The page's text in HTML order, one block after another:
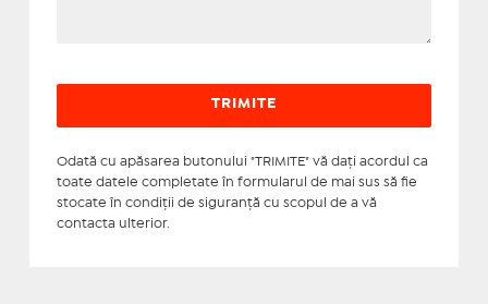
Odată cu apăsarea butonului "TRIMITE" vă daţi acordul ca
toate datele completate în formularul de mai sus să fie
stocate în condiţii de siguranţă cu scopul de a vă
contacta ulterior.